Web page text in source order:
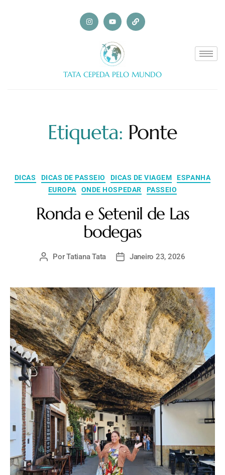
TATA CEPEDA PELO MUNDO
Etiqueta: Ponte
DICAS DICAS DE PASSEIO DICAS DE VIAGEM
ESPANHA
EUROPA
ONDE HOSPEDAR PASSEIO
Ronda e Setenil de Las
bodegas
PorTatiana Tata Janeiro 23, 2026